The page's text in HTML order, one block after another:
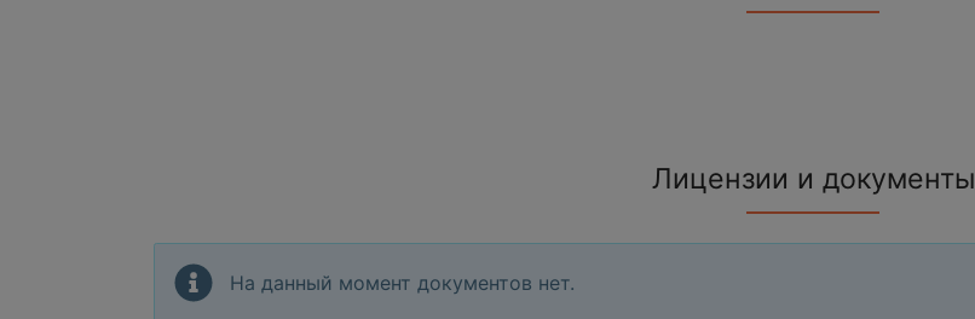
Лицензии и документы
На данный момент документов нет.